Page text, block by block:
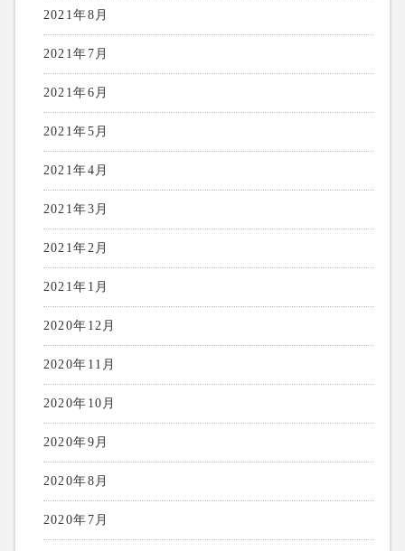
2021年8月
2021年7月
2021年6月
2021年5月
2021年4月
2021年3月
2021年2月
2021年1月
2020年12月
2020年11月
2020年10月
2020年9月
2020年8月
2020年7月